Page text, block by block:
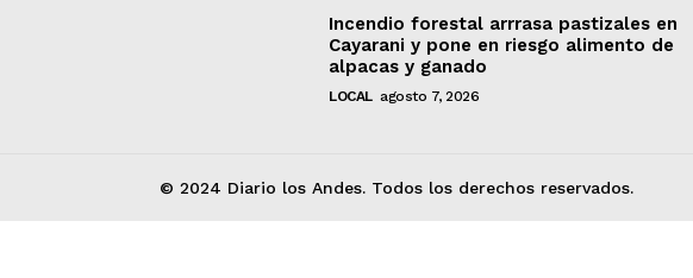
Incendio forestal arrrasa pastizales en
Cayarani y pone en riesgo alimento de
alpacas y ganado
LOCAL agosto 7, 2026
© 2024 Diario los Andes. Todos los derechos reservados.